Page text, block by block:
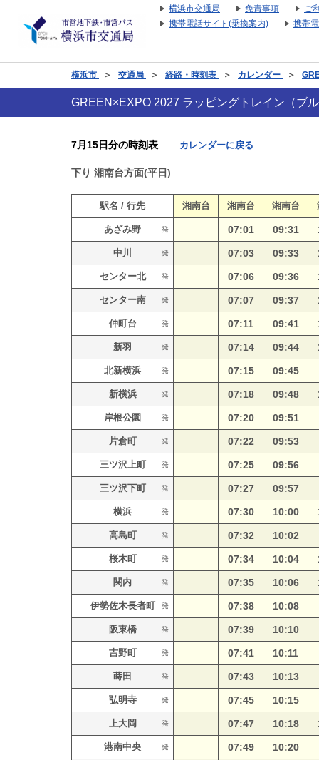
横浜市交通局 免責事項
ご
携帯電話サイト(乗換案内)
携帯
横浜市 ＞ 交通局 ＞ 経路・時刻表 ＞ カレンダー ＞
GREEN×EXPO 2027 ラッピングトレイン（ブ
7月15日分の時刻表 カレンダーに戻る
下り 湘南台方面(平日)
駅名 / 行先 湘南台 湘南台 湘南台
あざみ野 発 07:01 09:31
中川 発 07:03 09:33
センター北 発 07:06 09:36
センター南 発 07:07 09:37
仲町台 発 07:11 09:41
新羽 発 07:14 09:44
北新横浜 発 07:15 09:45
新横浜 発 07:18 09:48
岸根公園 発 07:20 09:51
片倉町 発 07:22 09:53
三ツ沢上町 発 07:25 09:56
三ツ沢下町 発 07:27 09:57
横浜 発 07:30 10:00
高島町 発 07:32 10:02
桜木町 発 07:34 10:04
関内 発 07:35 10:06
伊勢佐木長者町 発 07:38 10:08
阪東橋 発 07:39 10:10
吉野町 発 07:41 10:11
蒔田 発 07:43 10:13
弘明寺 発 07:45 10:15
上大岡 発 07:47 10:18
港南中央 発 07:49 10:20